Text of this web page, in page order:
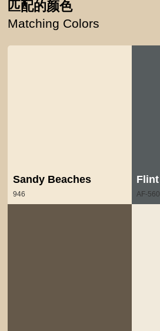
匹配的颜色
Matching Colors
Sandy Beaches
946
Flint
AF-560